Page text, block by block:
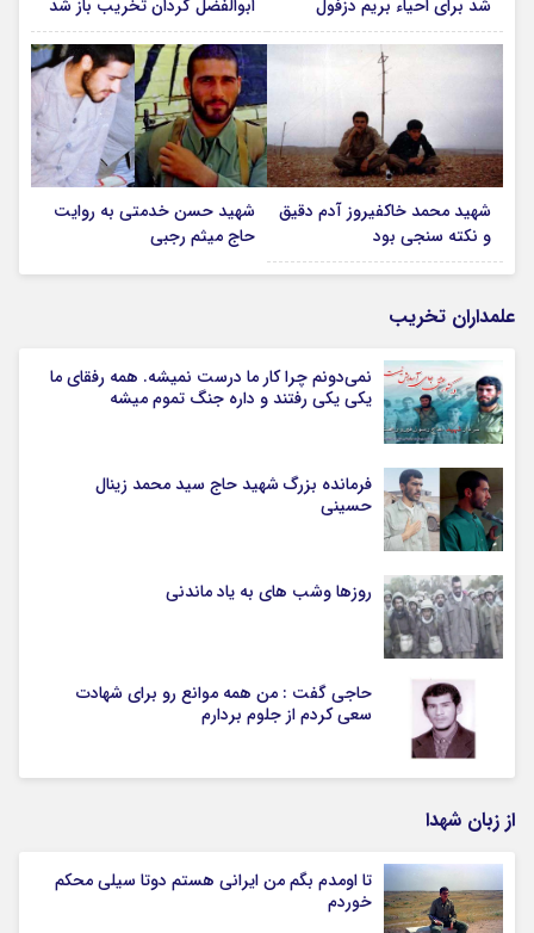
شد برای احیاء بریم دزفول
ابوالفضل گردان تخریب باز شد
شهید محمد خاکفیروز آدم دقیق
و نکته سنجی بود
شهید حسن خدمتی به روایت
حاج میثم رجبی
علمداران تخریب
نمی‌دونم چرا کار ما درست نمیشه. همه رفقای ما
یکی یکی رفتند و داره جنگ تموم میشه
فرمانده بزرگ شهید حاج سید محمد زینال
حسینی
روزها وشب های به یاد ماندنی
حاجی گفت : من همه موانع رو برای شهادت
سعی کردم از جلوم بردارم
از زبان شهدا
تا اومدم بگم من ایرانی هستم دوتا سیلی محکم
خوردم